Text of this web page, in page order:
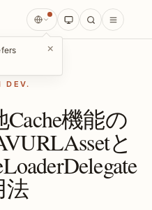
×
DEV.
Cache機能の
と
法